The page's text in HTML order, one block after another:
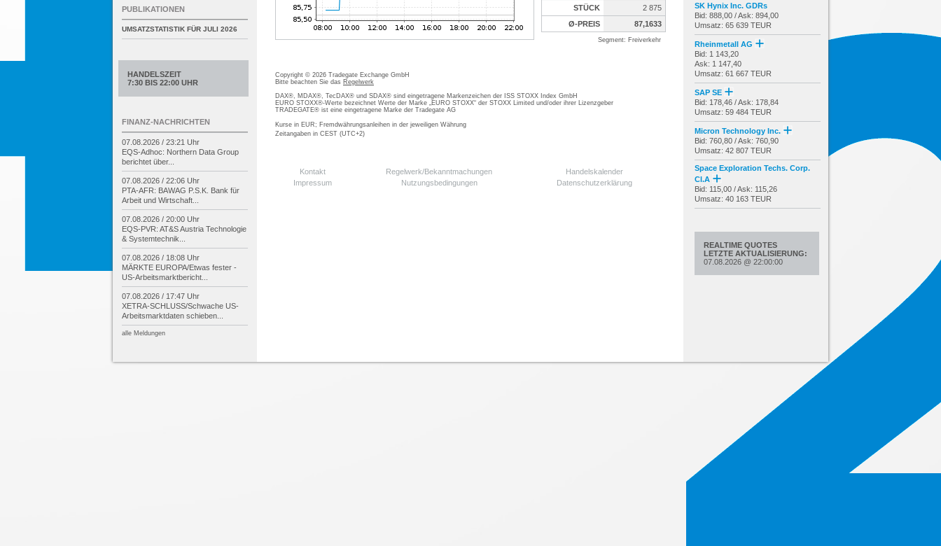
STÜCK
2 875
Ø-PREIS
87,1633
Segment: Freiverkehr
Copyright © 2026 Tradegate Exchange GmbH
Bitte beachten Sie das Regelwerk
DAX®, MDAX®, TecDAX® und SDAX® sind eingetragene Markenzeichen der ISS STOXX Index GmbH
EURO STOXX®-Werte bezeichnet Werte der Marke „EURO STOXX“ der STOXX Limited und/oder ihrer Lizenzgeber
TRADEGATE® ist eine eingetragene Marke der Tradegate AG
Kurse in EUR; Fremdwährungsanleihen in der jeweiligen Währung
Zeitangaben in CEST (UTC+2)
Kontakt Regelwerk/Bekanntmachungen
Handelskalender
Impressum
Nutzungsbedingungen Datenschutzerklärung
PUBLIKATIONEN
UMSATZSTATISTIK FÜR JULI 2026
HANDELSZEIT
7:30 BIS 22:00 UHR
FINANZ-NACHRICHTEN
07.08.2026 / 23:21 Uhr
EQS-Adhoc: Northern Data Group
berichtet über...
07.08.2026 / 22:06 Uhr
PTA-AFR: BAWAG P.S.K. Bank für
Arbeit und Wirtschaft...
07.08.2026 / 20:00 Uhr
EQS-PVR: AT&S Austria Technologie
& Systemtechnik...
07.08.2026 / 18:08 Uhr
MÄRKTE EUROPA/Etwas fester -
US-Arbeitsmarktbericht...
07.08.2026 / 17:47 Uhr
XETRA-SCHLUSS/Schwache US-
Arbeitsmarktdaten schieben...
alle Meldungen
SK Hynix Inc. GDRs
Bid: 888,00 / Ask: 894,00
Umsatz: 65 639 TEUR
Rheinmetall AG
Bid: 1 143,20
Ask: 1 147,40
Umsatz: 61 667 TEUR
SAP SE
Bid: 178,46 / Ask: 178,84
Umsatz: 59 484 TEUR
Micron Technology Inc.
Bid: 760,80 / Ask: 760,90
Umsatz: 42 807 TEUR
Space Exploration Techs. Corp.
Cl.A
Bid: 115,00 / Ask: 115,26
Umsatz: 40 163 TEUR
REALTIME QUOTES
LETZTE AKTUALISIERUNG:
07.08.2026 @ 22:00:00